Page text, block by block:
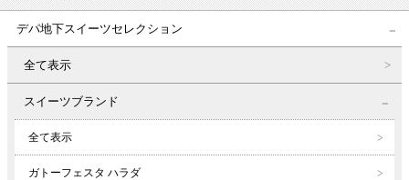
デパ地下スイーツセレクション
全て表示
スイーツブランド
全て表示
ガトーフェスタ ハラダ